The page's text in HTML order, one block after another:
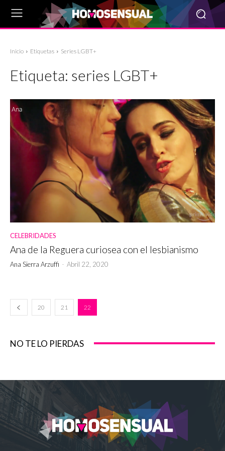
Inicio Etiquetas Series LGBT+
Etiqueta: series LGBT+
CELEBRIDADES
Ana de la Reguera curiosea con el lesbianismo
Ana Sierra Arzuffi - Abril 22, 2020
20 21 22
NO TE LO PIERDAS